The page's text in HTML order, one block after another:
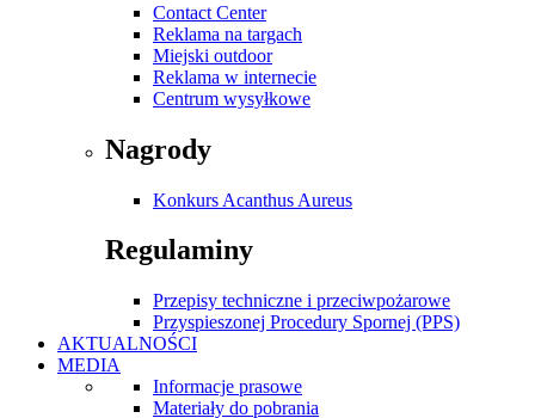
Contact Center
Reklama na targach
Miejski outdoor
Reklama w internecie
Centrum wysyłkowe
Nagrody
Konkurs Acanthus Aureus
Regulaminy
Przepisy techniczne i przeciwpożarowe
Przyspieszonej Procedury Spornej (PPS)
AKTUALNOŚCI
MEDIA
Informacje prasowe
Materiały do pobrania